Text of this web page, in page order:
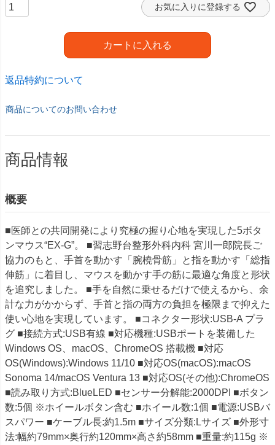
お気に入りに登録する
カートに入れる
返品特約について
商品についてのお問い合わせ
商品情報
概要
■医師との共同開発により究極の握り心地を実現した5ボタ
ンマウス“EX-G”。 ■習志野台整形外科内科 宮川一郎院長ご
協力のもと、手首を動かす「腕橈骨筋」と指を動かす「総指
伸筋」に着目し、マウスを動かす手の筋に最適な角度と形状
を追究しました。 ■手を自然に乗せるだけで使えるから、余
計な力がかからず、手首と指の両方の負担を極限まで抑えた
使い心地を実現しています。 ■コネクター形状:USB-A プラ
グ ■接続方式:USB有線 ■対応機種:USBポートを装備した
Windows OS、macOS、ChromeOS 搭載機 ■対応
OS(Windows):Windows 11/10 ■対応OS(macOS):macOS
Sonoma 14/macOS Ventura 13 ■対応OS(その他):ChromeOS
■読み取り方式:BlueLED ■センサー分解能:2000DPI ■ボタン
数:5個 ※ホイールボタン含む ■ホイール数:1個 ■電源:USBバ
スパワー ■ケーブル長:約1.5m ■サイズ分類:Lサイズ ■外形寸
法:幅約79mm×奥行約120mm×高さ約58mm ■重量:約115g ※